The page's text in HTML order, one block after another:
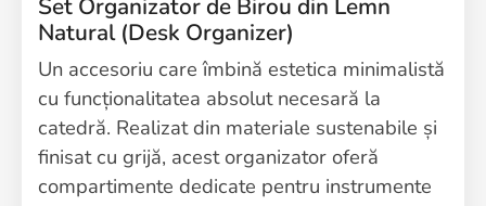
Set Organizator de Birou din Lemn
Natural (Desk Organizer)
Un accesoriu care îmbină estetica minimalistă
cu funcționalitatea absolut necesară la
catedră. Realizat din materiale sustenabile și
finisat cu grijă, acest organizator oferă
compartimente dedicate pentru instrumente